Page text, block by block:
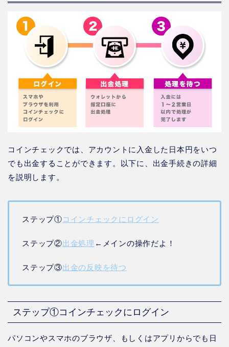
コインチェックでは、アカウントに入金した日本円をいつ
でも出金することができます。以下に、出金手続きの詳細
を説明します。
ステップ①コインチェックにログイン
ステップ②出金処理 ←メインの操作だよ！
ステップ③出金の反映を待つ
ステップ①コインチェックにログイン
パソコンやスマホのブラウザ、もしくはアプリからでも日